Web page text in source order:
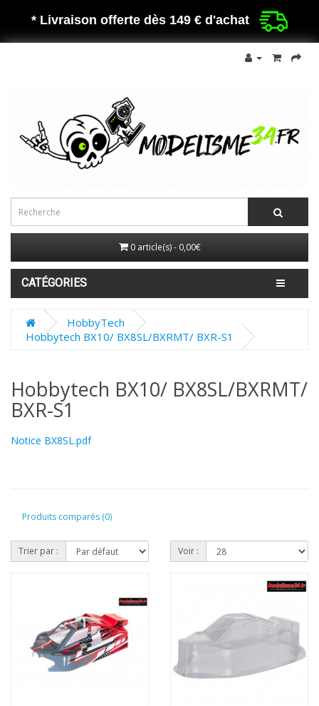
* Livraison offerte dès 149 € d'achat
0 article(s) - 0,00€
CATÉGORIES
HobbyTech
Hobbytech BX10/ BX8SL/BXRMT/ BXR-S1
Hobbytech BX10/ BX8SL/BXRMT/
BXR-S1
Notice BX8SL.pdf
Produits comparés (0)
Trier par : Voir :